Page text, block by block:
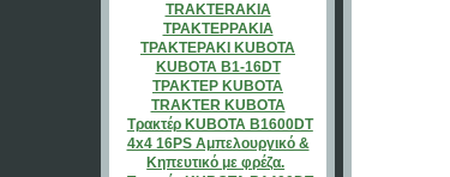
TRAKTERAKIA
ΤΡΑΚΤΕΡΡΑΚΙΑ
ΤΡΑΚΤΕΡΑΚΙ KUBOTA
KUBOTA B1-16DT
ΤΡΑΚΤΕΡ KUBOTA
TRAKTER KUBOTA
Τρακτέρ KUBOTA B1600DT
4x4 16PS Αμπελουργικό &
Κηπευτικό με φρέζα.